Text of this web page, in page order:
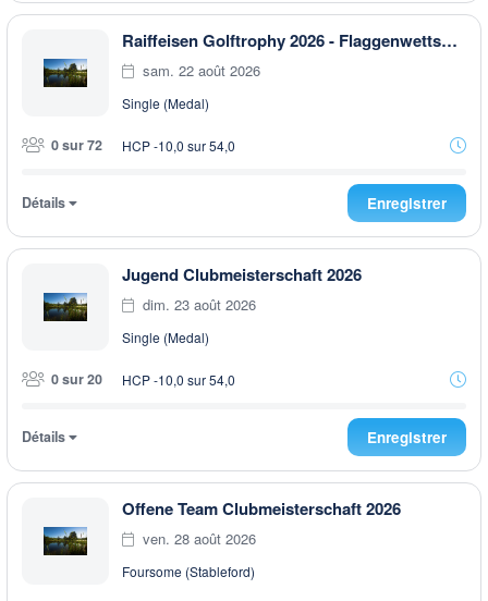
Raiffeisen Golftrophy 2026 - Flaggenwettspiel
sam. 22 août 2026
Single (Medal)
0 sur 72 HCP -10,0 sur 54,0
Détails Enregistrer
Jugend Clubmeisterschaft 2026
dim. 23 août 2026
Single (Medal)
0 sur 20 HCP -10,0 sur 54,0
Détails Enregistrer
Offene Team Clubmeisterschaft 2026
ven. 28 août 2026
Foursome (Stableford)